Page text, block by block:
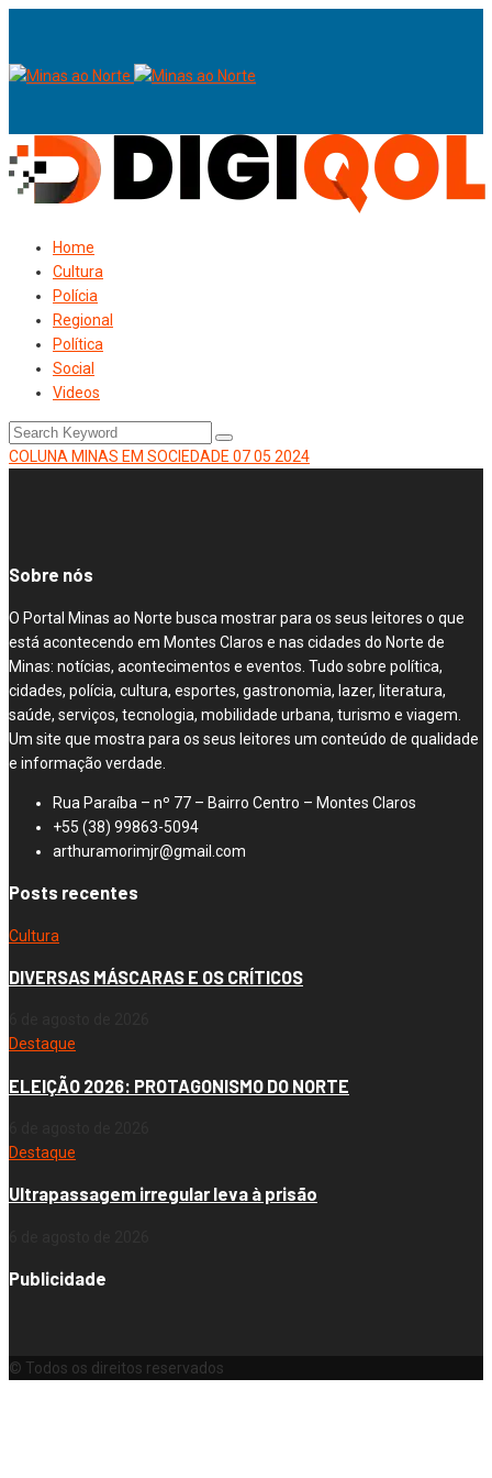
Home
Cultura
Polícia
Regional
Política
Social
Videos
COLUNA MINAS EM SOCIEDADE 07 05 2024
Sobre nós
O Portal Minas ao Norte busca mostrar para os seus leitores o que
está acontecendo em Montes Claros e nas cidades do Norte de
Minas: notícias, acontecimentos e eventos. Tudo sobre política,
cidades, polícia, cultura, esportes, gastronomia, lazer, literatura,
saúde, serviços, tecnologia, mobilidade urbana, turismo e viagem.
Um site que mostra para os seus leitores um conteúdo de qualidade
e informação verdade.
Rua Paraíba – nº 77 – Bairro Centro – Montes Claros
+55 (38) 99863-5094
arthuramorimjr@gmail.com
Posts recentes
Cultura
DIVERSAS MÁSCARAS E OS CRÍTICOS
Destaque
ELEIÇÃO 2026: PROTAGONISMO DO NORTE
Destaque
Ultrapassagem irregular leva à prisão
Publicidade
© Todos os direitos reservados